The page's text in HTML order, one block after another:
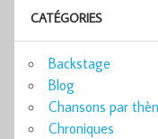
CATÉGORIES
Backstage
Blog
Chansons par
Chroniques